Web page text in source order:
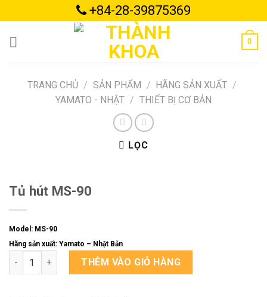
to
content
+84-28-39875369
0
TRANG CHỦ / SẢN PHẨM / HÃNG SẢN XUẤT /
YAMATO - NHẬT / THIẾT BỊ CƠ BẢN
LỌC
Tủ hút MS-90
Model: MS-90
Hãng sản xuất: Yamato – Nhật Bản
Tủ hút MS-90 số lượngTHÊM VÀO GIỎ HÀNG